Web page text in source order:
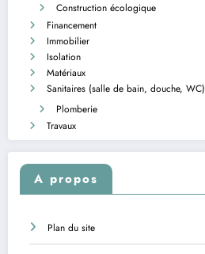
Construction écologique
Financement
Immobilier
Isolation
Matériaux
Sanitaires (salle de bain, douche, WC)
Plomberie
Travaux
A propos
Plan du site